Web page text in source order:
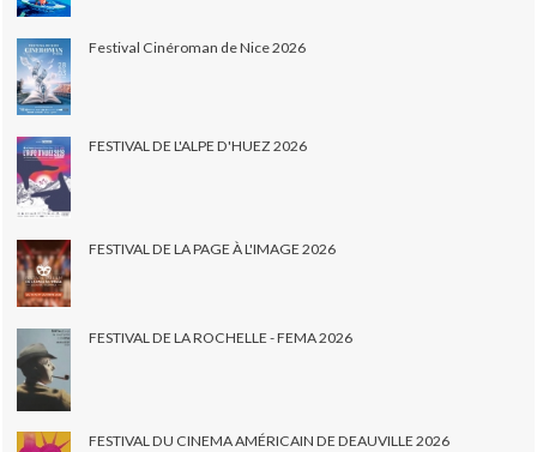
Festival Cinéroman de Nice 2026
FESTIVAL DE L'ALPE D'HUEZ 2026
FESTIVAL DE LA PAGE À L'IMAGE 2026
FESTIVAL DE LA ROCHELLE - FEMA 2026
FESTIVAL DU CINEMA AMÉRICAIN DE DEAUVILLE 2026